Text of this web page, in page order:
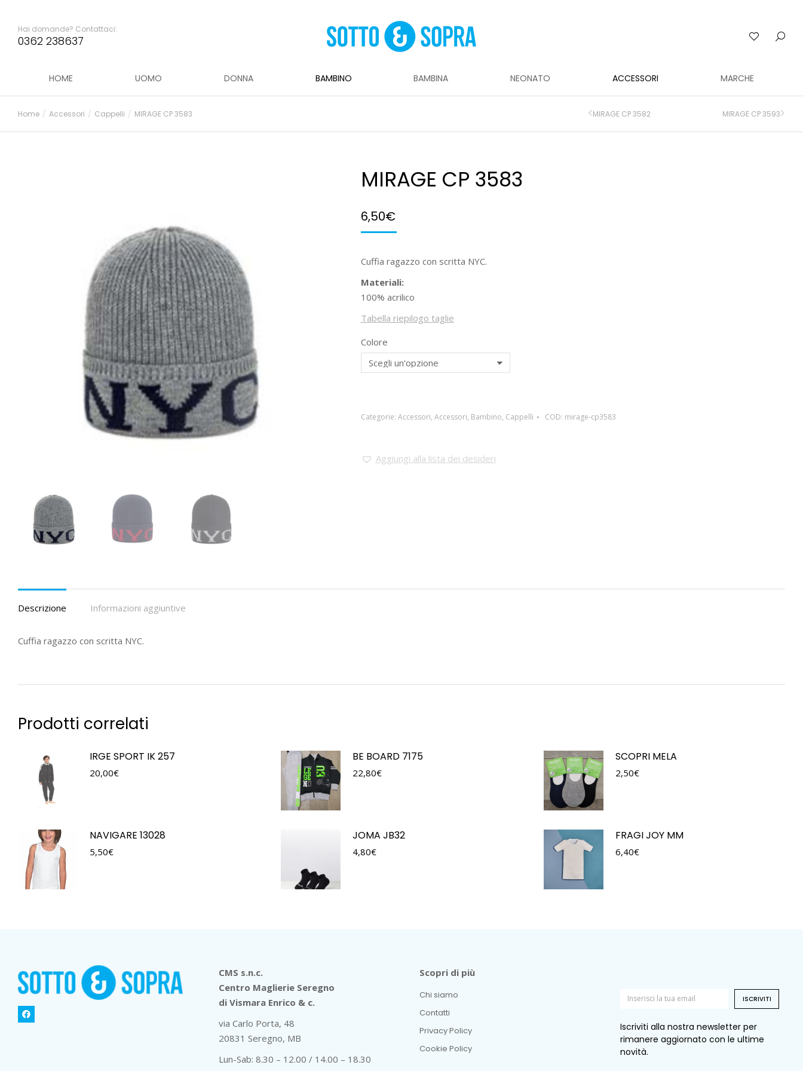
Hai domande? Contattaci:
0362 238637
HOME UOMO DONNA BAMBINO BAMBINA NEONATO ACCESSORI MARCHE
Tu sei qui:
Home Accessori Cappelli MIRAGE CP 3583 MIRAGE CP 3582 MIRAGE CP 3593
MIRAGE CP 3583
6,50€
Cuffia ragazzo con scritta NYC.
Materiali:
100% acrilico
Tabella riepilogo taglie
Colore
Categorie: Accessori, Accessori, Bambino, Cappelli COD: mirage-cp3583
Aggiungi alla lista dei desideri
Descrizione Informazioni aggiuntive
Cuffia ragazzo con scritta NYC.
Prodotti correlati
IRGE SPORT IK 257
20,00€
BE BOARD 7175
22,80€
SCOPRI MELA
2,50€
NAVIGARE 13028
5,50€
JOMA JB32
4,80€
FRAGI JOY MM
6,40€
CMS s.n.c.
Centro Maglierie Seregno
di Vismara Enrico & c.
via Carlo Porta, 48
20831 Seregno, MB
Lun-Sab: 8.30 – 12.00 / 14.00 – 18.30
Scopri di più
Chi siamo
Contatti
Privacy Policy
Cookie Policy
ISCRIVITI
Iscriviti alla nostra newsletter per
rimanere aggiornato con le ultime
novità.